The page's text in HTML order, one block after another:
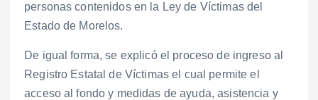
personas contenidos en la Ley de Víctimas del
Estado de Morelos.
De igual forma, se explicó el proceso de ingreso al
Registro Estatal de Víctimas el cual permite el
acceso al fondo y medidas de ayuda, asistencia y